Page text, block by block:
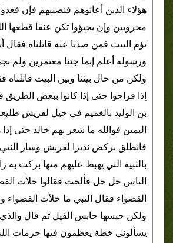
هؤلاء الذين أعانوهم فنصيبهم فإن
محروبين وإن يجيؤوا تكن عنقا قطعها
نؤم البيت فمن صدنا عنه قاتلناه فقال
ورسوله أعلم إنما جئنا معتمرين ولم
ولكن من حال بيننا وبين البيت قاتلناه
إذا فراحوا حتى إذا كانوا ببعض الطريق
بن الوليد بالغميم في خيل لقريش
اليمين فوالله ما شعر بهم خالد حتى
فانطلق يركض نذيرا لقريش وسار
بالثنية التي يهبط عليهم منها بركت به
الناس حل حل فألحت فقالوا خلأت
القصواء فقال النبي ما خلأت القصواء
ولكن حبسها حابس الفيل ثم قال
يسألوني خطة يعظمون فيها حرمات الله